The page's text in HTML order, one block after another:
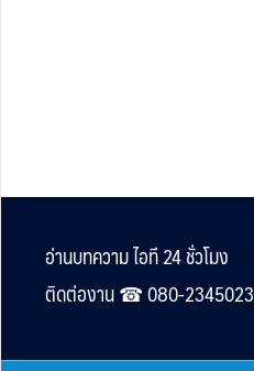
Footer
อ่านบทความ ไอที 24 ชั่วโมง
ติดต่องาน ☎︎ 080-2345023